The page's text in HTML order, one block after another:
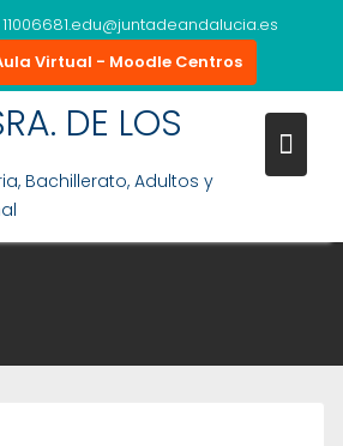
11006681.edu@juntadeandalucia.es
Virtual - Moodle Centros
DE LOS
Bachillerato, Adultos y